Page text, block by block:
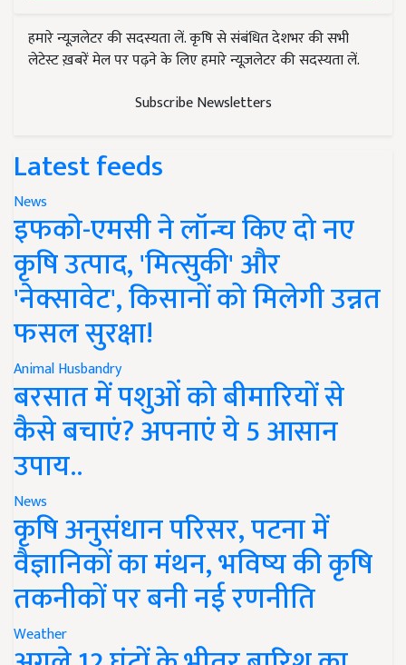
हमारे न्यूज़लेटर की सदस्यता लें. कृषि से संबंधित देशभर की सभी
लेटेस्ट ख़बरें मेल पर पढ़ने के लिए हमारे न्यूज़लेटर की सदस्यता लें.
Subscribe Newsletters
Latest feeds
News
इफको-एमसी ने लॉन्च किए दो नए
कृषि उत्पाद, 'मित्सुकी' और
'नेक्सावेट', किसानों को मिलेगी उन्नत
फसल सुरक्षा!
Animal Husbandry
बरसात में पशुओं को बीमारियों से
कैसे बचाएं? अपनाएं ये 5 आसान
उपाय..
News
कृषि अनुसंधान परिसर, पटना में
वैज्ञानिकों का मंथन, भविष्य की कृषि
तकनीकों पर बनी नई रणनीति
Weather